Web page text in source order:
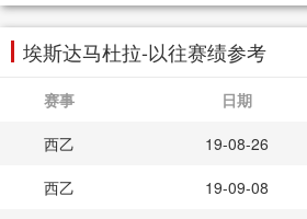
埃斯达马杜拉-以往赛绩参考
赛事 日期
西乙
19-08-26
西乙
19-09-08